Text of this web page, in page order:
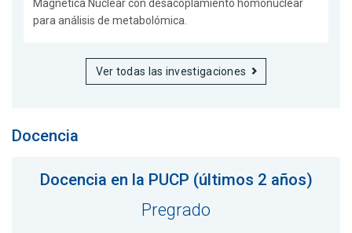
Magnética Nuclear con desacoplamiento homonuclear
para análisis de metabolómica.
Ver todas las investigaciones
Docencia
Docencia en la PUCP (últimos 2 años)
Pregrado